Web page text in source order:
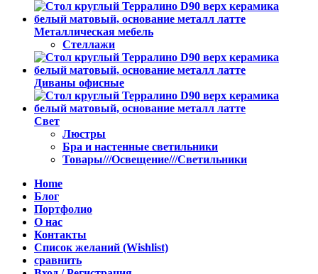
Металлическая мебель
Стеллажи
Диваны офисные
Свет
Люстры
Бра и настенные светильники
Товары///Освещение///Светильники
Home
Блог
Портфолио
О нас
Контакты
Список желаний (Wishlist)
сравнить